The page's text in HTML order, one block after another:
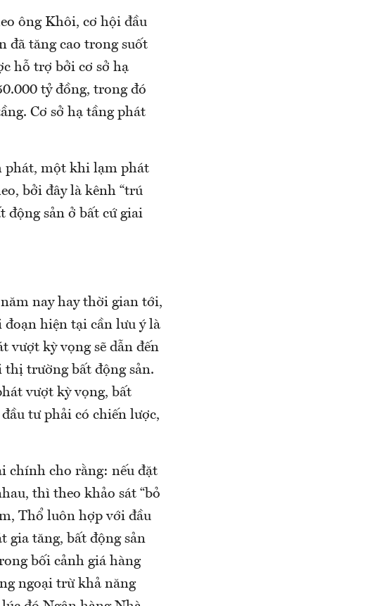
ông Khôi, cơ hội đầu
đã tăng cao trong suốt
hỗ trợ bởi cơ sở hạ
tỷ đồng, trong đó
Cơ sở hạ tầng phát
phát, một khi lạm phát
bởi đây là kênh “trú
động sản ở bất cứ giai
nay hay thời gian tới,
hiện tại cần lưu ý là
vượt kỳ vọng sẽ dẫn đến
thị trường bất động sản.
vượt kỳ vọng, bất
tư phải có chiến lược,
chính cho rằng: nếu đặt
thì theo khảo sát “bỏ
Thổ luôn hợp với đầu
gia tăng, bất động sản
bối cảnh giá hàng
ngoại trừ khả năng